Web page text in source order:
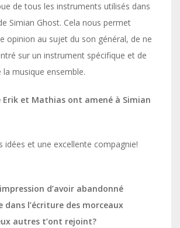
de tous les instruments utilisés dans
Simian Ghost. Cela nous permet
opinion au sujet du son général, de ne
sur un instrument spécifique et de
musique ensemble.
Erik et Mathias ont amené à Simian
idées et une excellente compagnie!
d’avoir abandonné
dans l’écriture des morceaux
autres t’ont rejoint?